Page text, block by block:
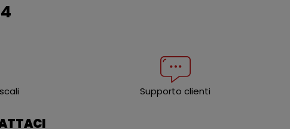
Supporto clienti